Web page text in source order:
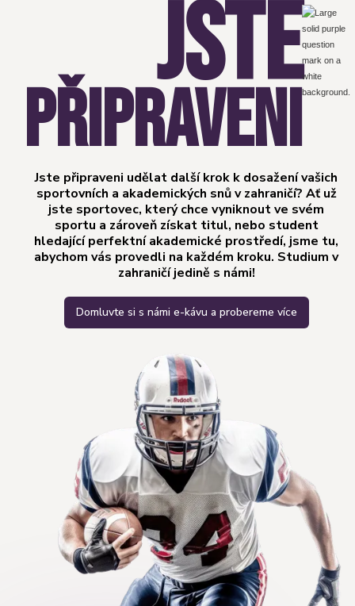
JSTE
PŘIPRAVENI
Jste připraveni udělat další krok k dosažení vašich
sportovních a akademických snů v zahraničí? Ať už
jste sportovec, který chce vyniknout ve svém
sportu a zároveň získat titul, nebo student
hledající perfektní akademické prostředí, jsme tu,
abychom vás provedli na každém kroku. Studium v
zahraničí jedině s námi!
Domluvte si s námi e-kávu a probereme více